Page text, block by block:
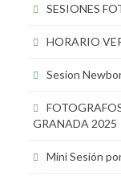
SESIONES
HORARIO
Sesion
GRANADA 2025
Mini Sesión